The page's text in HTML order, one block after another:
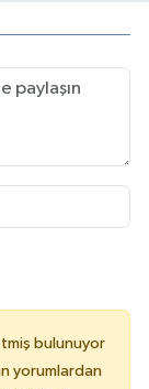
bulunuyor
yorumlardan